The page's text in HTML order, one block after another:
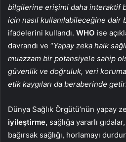
bilgilerine erişimi daha interaktif
için nasıl kullanılabileceğine dair
ifadelerini kullandı. WHO ise
davrandı ve “Yapay zeka halk
muazzam bir potansiyele sahip
güvenlik ve doğruluk, veri
etik kaygıları da beraberinde
Dünya Sağlık Örgütü’nün yapay
iyileştirme, sağlığa yararlı
bağırsak sağlığı, horlamayı